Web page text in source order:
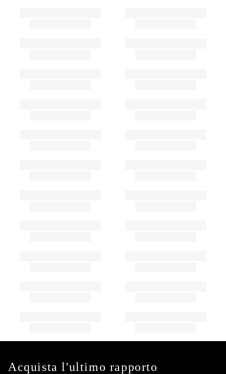
Acquista l'ultimo rapporto